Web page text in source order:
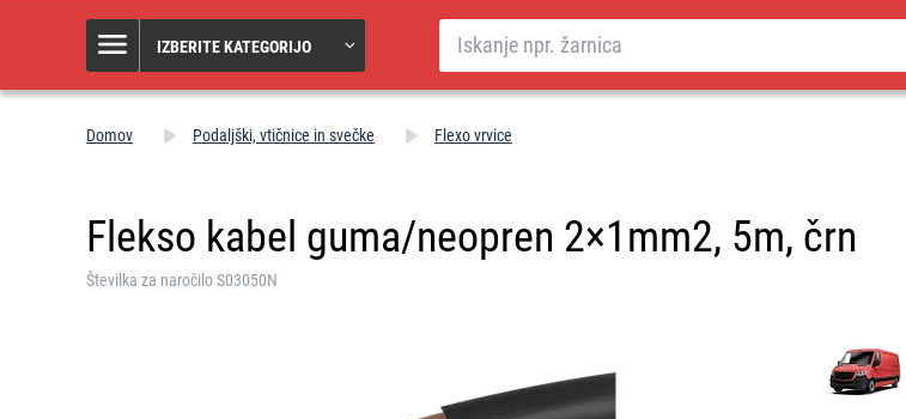
IZBERITE KATEGORIJO
Iskanje
Domov Podaljški, vtičnice in svečke Flexo vrvice
Flekso kabel guma/neopren 2×1mm2, 5m, črn
Številka za naročilo S03050N